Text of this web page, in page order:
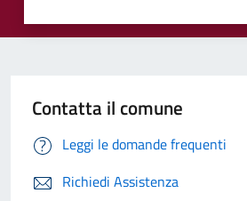
Contatta il comune
Leggi le domande frequenti
Richiedi Assistenza